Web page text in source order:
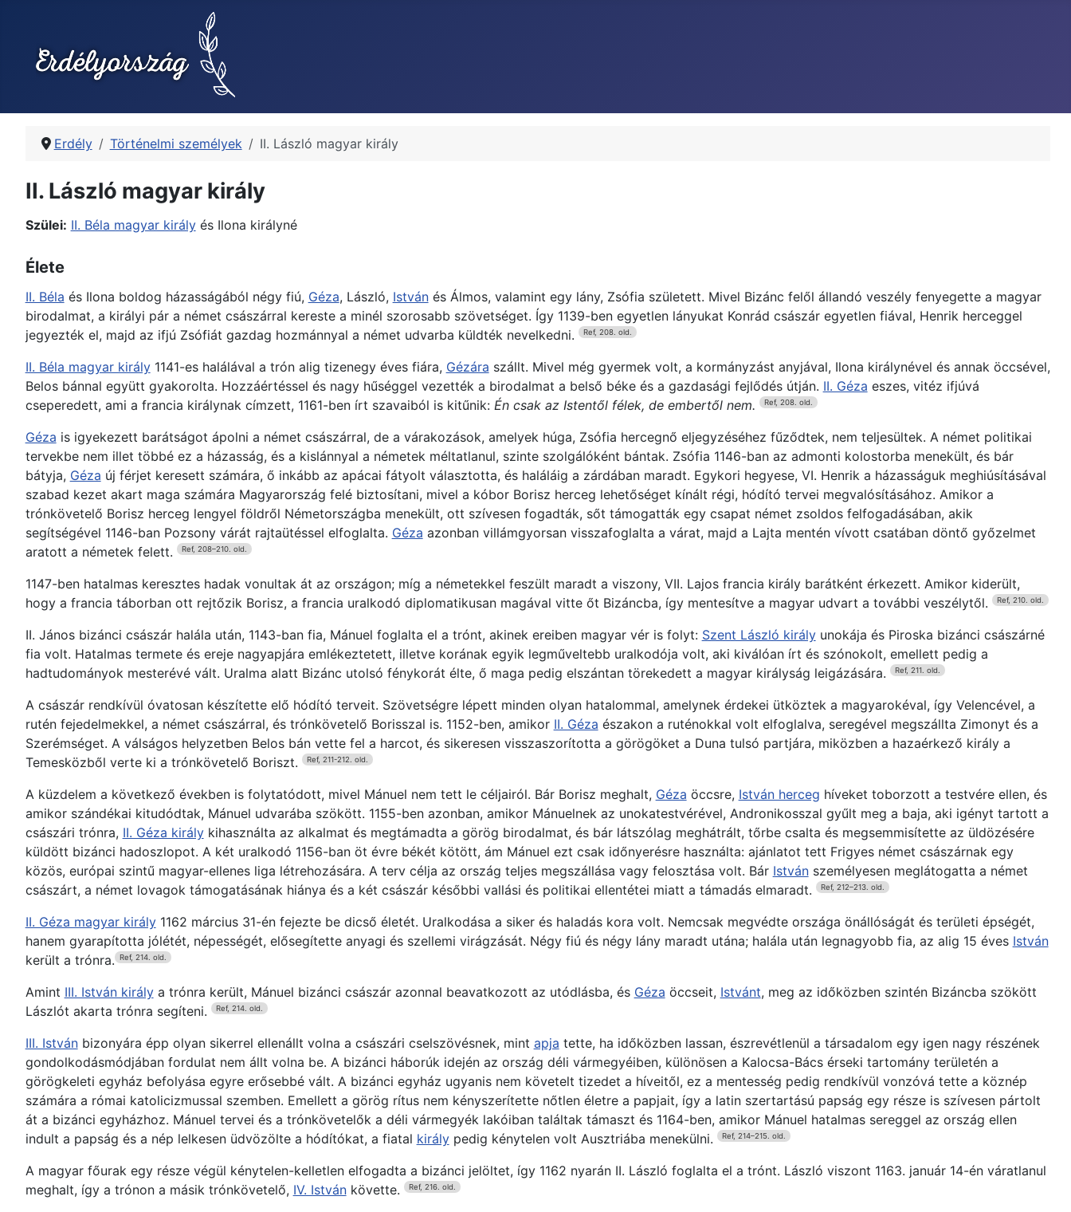
Erdély Történelmi személyek II. László magyar király
II. László magyar király
Szülei: II. Béla magyar királyés Ilona királyné
Élete
II. Béla és Ilona boldog házasságából négy fiú, Géza, László, Istvánés Álmos, valamint egy lány, Zsófia született. Mivel Bizánc felől állandó veszély fenyegette a magyar
birodalmat, a királyi pár a német császárral kereste a minél szorosabb szövetséget. Így 1139-ben egyetlen lányukat Konrád császár egyetlen fiával, Henrik herceggel
jegyezték el, majd az ifjú Zsófiát gazdag hozmánnyal a német udvarba küldték nevelkedni.
Ref, 208. old.
II. Béla magyar király1141-es halálával a trón alig tizenegy éves fiára, Gézára szállt. Mivel még gyermek volt, a kormányzást anyjával, Ilona királynével és annak öccsével,
Belos bánnal együtt gyakorolta. Hozzáértéssel és nagy hűséggel vezették a birodalmat a belső béke és a gazdasági fejlődés útján. II. Géza eszes, vitéz ifjúvá
cseperedett, ami a francia királynak címzett, 1161-ben írt szavaiból is kitűnik: Én csak az Istentől félek, de embertől nem. Ref, 208. old.
Géza is igyekezett barátságot ápolni a német császárral, de a várakozások, amelyek húga, Zsófia hercegnő eljegyzéséhez fűződtek, nem teljesültek. A német politikai
tervekbe nem illet többé ez a házasság, és a kislánnyal a németek méltatlanul, szinte szolgálóként bántak. Zsófia 1146-ban az admonti kolostorba menekült, és bár
bátyja, Géza új férjet keresett számára, ő inkább az apácai fátyolt választotta, és haláláig a zárdában maradt. Egykori hegyese, VI. Henrik a házasságuk meghiúsításával
szabad kezet akart maga számára Magyarország felé biztosítani, mivel a kóbor Borisz herceg lehetőséget kínált régi, hódító tervei megvalósításához. Amikor a
trónkövetelő Borisz herceg lengyel földről Németországba menekült, ott szívesen fogadták, sőt támogatták egy csapat német zsoldos felfogadásában, akik
segítségével 1146-ban Pozsony várát rajtaütéssel elfoglalta. Géza azonban villámgyorsan visszafoglalta a várat, majd a Lajta mentén vívott csatában döntő győzelmet
aratott a németek felett.
Ref, 208–210. old.
1147-ben hatalmas keresztes hadak vonultak át az országon; míg a németekkel feszült maradt a viszony, VII. Lajos francia király barátként érkezett. Amikor kiderült,
hogy a francia táborban ott rejtőzik Borisz, a francia uralkodó diplomatikusan magával vitte őt Bizáncba, így mentesítve a magyar udvart a további veszélytől.
Ref, 210. old.
II. János bizánci császár halála után, 1143-ban fia, Mánuel foglalta el a trónt, akinek ereiben magyar vér is folyt: Szent László királyunokája és Piroska bizánci császárné
fia volt. Hatalmas termete és ereje nagyapjára emlékeztetett, illetve korának egyik legműveltebb uralkodója volt, aki kiválóan írt és szónokolt, emellett pedig a
hadtudományok mesterévé vált. Uralma alatt Bizánc utolsó fénykorát élte, ő maga pedig elszántan törekedett a magyar királyság leigázására.
Ref, 211. old.
A császár rendkívül óvatosan készítette elő hódító terveit. Szövetségre lépett minden olyan hatalommal, amelynek érdekei ütköztek a magyarokéval, így Velencével, a
rutén fejedelmekkel, a német császárral, és trónkövetelő Borisszal is. 1152-ben, amikor II. Géza északon a ruténokkal volt elfoglalva, seregével megszállta Zimonyt és a
Szerémséget. A válságos helyzetben Belos bán vette fel a harcot, és sikeresen visszaszorította a görögöket a Duna tulsó partjára, miközben a hazaérkező király a
Temesközből verte ki a trónkövetelő Boriszt.
Ref, 211-212. old.
A küzdelem a következő években is folytatódott, mivel Mánuel nem tett le céljairól. Bár Borisz meghalt, Géza öccsre, István herceg híveket toborzott a testvére ellen, és
amikor szándékai kitudódtak, Mánuel udvarába szökött. 1155-ben azonban, amikor Mánuelnek az unokatestvérével, Andronikosszal gyűlt meg a baja, aki igényt tartott a
császári trónra, II. Géza királykihasználta az alkalmat és megtámadta a görög birodalmat, és bár látszólag meghátrált, tőrbe csalta és megsemmisítette az üldözésére
küldött bizánci hadoszlopot. A két uralkodó 1156-ban öt évre békét kötött, ám Mánuel ezt csak időnyerésre használta: ajánlatot tett Frigyes német császárnak egy
közös, európai szintű magyar-ellenes liga létrehozására. A terv célja az ország teljes megszállása vagy felosztása volt. Bár Istvánszemélyesen meglátogatta a német
császárt, a német lovagok támogatásának hiánya és a két császár későbbi vallási és politikai ellentétei miatt a támadás elmaradt.
Ref, 212–213. old.
II. Géza magyar király1162 március 31-én fejezte be dicső életét. Uralkodása a siker és haladás kora volt. Nemcsak megvédte országa önállóságát és területi épségét,
hanem gyarapította jólétét, népességét, elősegítette anyagi és szellemi virágzását. Négy fiú és négy lány maradt utána; halála után legnagyobb fia, az alig 15 éves István
került a trónra.
Ref, 214. old.
Amint III. István királya trónra került, Mánuel bizánci császár azonnal beavatkozott az utódlásba, és Géza öccseit, Istvánt, meg az időközben szintén Bizáncba szökött
Lászlót akarta trónra segíteni.
Ref, 214. old.
III. Istvánbizonyára épp olyan sikerrel ellenállt volna a császári cselszövésnek, mint apja tette, ha időközben lassan, észrevétlenül a társadalom egy igen nagy részének
gondolkodásmódjában fordulat nem állt volna be. A bizánci háborúk idején az ország déli vármegyéiben, különösen a Kalocsa-Bács érseki tartomány területén a
görögkeleti egyház befolyása egyre erősebbé vált. A bizánci egyház ugyanis nem követelt tizedet a híveitől, ez a mentesség pedig rendkívül vonzóvá tette a köznép
számára a római katolicizmussal szemben. Emellett a görög rítus nem kényszerítette nőtlen életre a papjait, így a latin szertartású papság egy része is szívesen pártolt
át a bizánci egyházhoz. Mánuel tervei és a trónkövetelők a déli vármegyék lakóiban találtak támaszt és 1164-ben, amikor Mánuel hatalmas sereggel az ország ellen
indult a papság és a nép lelkesen üdvözölte a hódítókat, a fiatal királypedig kénytelen volt Ausztriába menekülni. Ref, 214–215. old.
A magyar főurak egy része végül kénytelen-kelletlen elfogadta a bizánci jelöltet, így 1162 nyarán II. László foglalta el a trónt. László viszont 1163. január 14-én váratlanul
meghalt, így a trónon a másik trónkövetelő, IV. Istvánkövette. Ref, 216. old.